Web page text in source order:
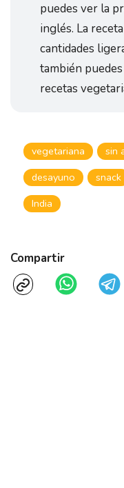
puedes ver la
inglés. La
cantidades
también
recetas
vegetariana sin
desayuno
snack
India
Compartir